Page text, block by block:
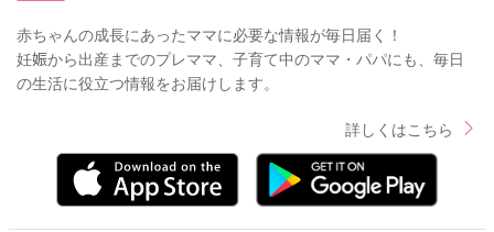
赤ちゃんの成長にあったママに必要な情報が毎日届く！
妊娠から出産までのプレママ、子育て中のママ・パパにも、毎日
の生活に役立つ情報をお届けします。
詳しくはこちら